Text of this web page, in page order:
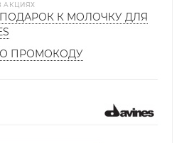
АКЦИЯХ
К МОЛОЧКУ ДЛЯ
ПРОМОКОДУ